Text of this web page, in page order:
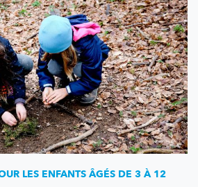
LES ENFANTS ÂGÉS DE 3 À 12